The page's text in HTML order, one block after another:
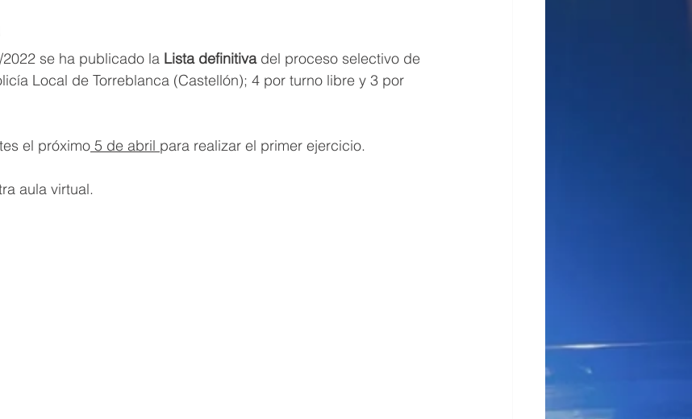
se ha publicado la Lista definitiva del proceso selectivo de
Local de Torreblanca (Castellón); 4 por turno libre y 3 por
el próximo 5 de abril para realizar el primer ejercicio.
aula virtual.